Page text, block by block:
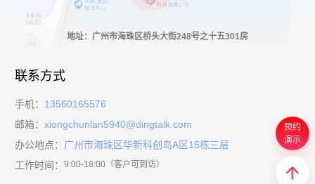
地址：广州市海珠区桥头大街248号之十五301房
预约
演示
联系方式
手机： 13560165576
邮箱： xiongchunlan5940@dingtalk.com
办公地点： 广州市海珠区华新科创岛A区15栋三层
工作时间： 9:00-18:00（客户可到访）